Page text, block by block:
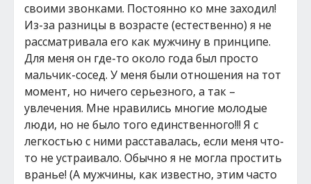
своими звонками. Постоянно ко мне заходил!
Из-за разницы в возрасте (естественно) я не
рассматривала его как мужчину в принципе.
Для меня он где-то около года был просто
мальчик-сосед. У меня были отношения на тот
момент, но ничего серьезного, а так –
увлечения. Мне нравились многие молодые
люди, но не было того единственного!!! Я с
легкостью с ними расставалась, если меня что-
то не устраивало. Обычно я не могла простить
вранье! (А мужчины, как известно, этим часто